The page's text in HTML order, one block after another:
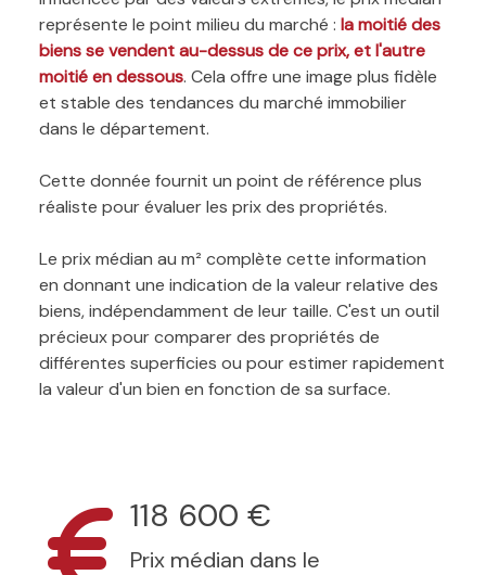
représente le point milieu du marché : la moitié des
biens se vendent au-dessus de ce prix, et l'autre
moitié en dessous. Cela offre une image plus fidèle
et stable des tendances du marché immobilier
dans le département.
Cette donnée fournit un point de référence plus
réaliste pour évaluer les prix des propriétés.
Le prix médian au m² complète cette information
en donnant une indication de la valeur relative des
biens, indépendamment de leur taille. C'est un outil
précieux pour comparer des propriétés de
différentes superficies ou pour estimer rapidement
la valeur d'un bien en fonction de sa surface.
118 600 €
Prix médian dans le